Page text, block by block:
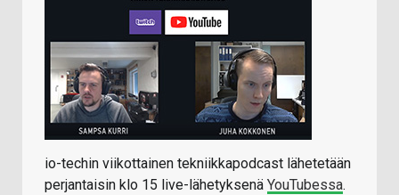
io-techin viikottainen tekniikkapodcast lähetetään
perjantaisin klo 15 live-lähetyksenä YouTubessa.